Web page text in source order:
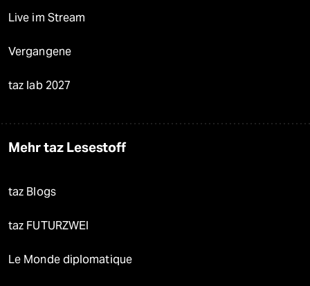
Live im Stream
Vergangene
taz lab 2027
Mehr taz Lesestoff
taz Blogs
taz FUTURZWEI
Le Monde diplomatique